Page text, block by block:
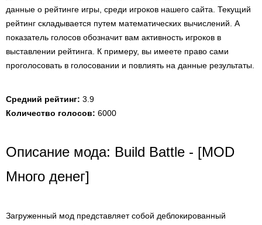
данные о рейтинге игры, среди игроков нашего сайта. Текущий
рейтинг складывается путем математических вычислений. А
показатель голосов обозначит вам активность игроков в
выставлении рейтинга. К примеру, вы имеете право сами
проголосовать в голосовании и повлиять на данные результаты.
Средний рейтинг: 3.9
Количество голосов: 6000
Описание мода: Build Battle - [MOD
Много денег]
Загруженный мод представляет собой деблокированный